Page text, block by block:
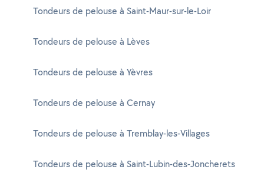
Tondeurs de pelouse à Saint-Maur-sur-le-Loir
Tondeurs de pelouse à Lèves
Tondeurs de pelouse à Yèvres
Tondeurs de pelouse à Cernay
Tondeurs de pelouse à Tremblay-les-Villages
Tondeurs de pelouse à Saint-Lubin-des-Joncherets